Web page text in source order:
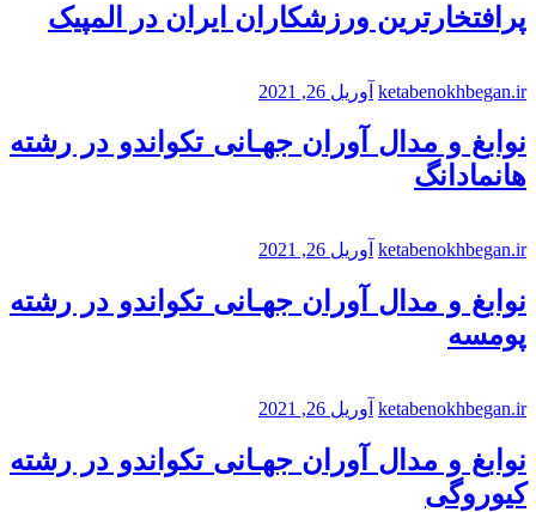
پرافتخارترین ورزشکاران ایران در المپیک
ketabenokhbegan.ir آوریل 26, 2021
نوابغ و مدال آوران جهـانی تکواندو در رشته
هانمادانگ
ketabenokhbegan.ir آوریل 26, 2021
نوابغ و مدال آوران جهـانی تکواندو در رشته
پومسه
ketabenokhbegan.ir آوریل 26, 2021
نوابغ و مدال آوران جهـانی تکواندو در رشته
کیوروگی